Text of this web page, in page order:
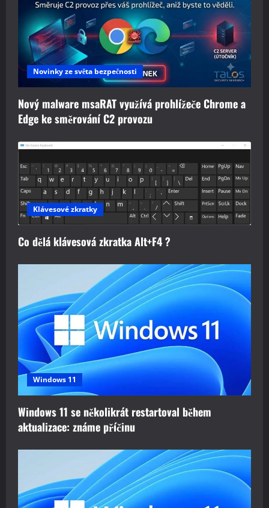
Novinky ze světa bezpečnosti
Nový malware msaRAT využívá prohlížeče Chrome a
Edge ke směrování C2 provozu
Klávesové zkratky
Co dělá klávesová zkratka Alt+F4 ?
Windows 11
Windows 11 se několikrát restartoval během
aktualizace: známe příčinu